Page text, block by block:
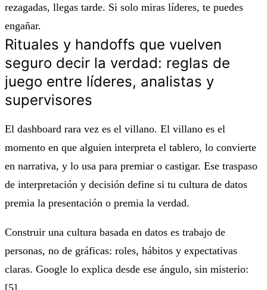
rezagadas, llegas tarde. Si solo miras líderes, te puedes
engañar.
Rituales y handoffs que vuelven
seguro decir la verdad: reglas de
juego entre líderes, analistas y
supervisores
El dashboard rara vez es el villano. El villano es el
momento en que alguien interpreta el tablero, lo convierte
en narrativa, y lo usa para premiar o castigar. Ese traspaso
de interpretación y decisión define si tu cultura de datos
premia la presentación o premia la verdad.
Construir una cultura basada en datos es trabajo de
personas, no de gráficas: roles, hábitos y expectativas
claras. Google lo explica desde ese ángulo, sin misterio:
[5]